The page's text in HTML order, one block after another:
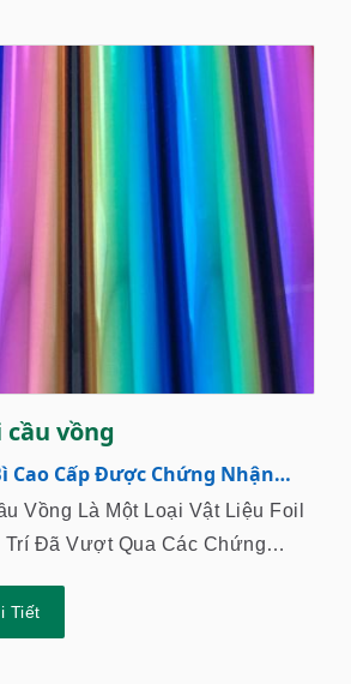
vồng
Cao Cấp Được Chứng Nhận
Xa Xỉ Và Thời Trang
Vồng Là Một Loại Vật Liệu Foil
Trí Đã Vượt Qua Các Chứng
Và SGS, Đảm...
Tiết